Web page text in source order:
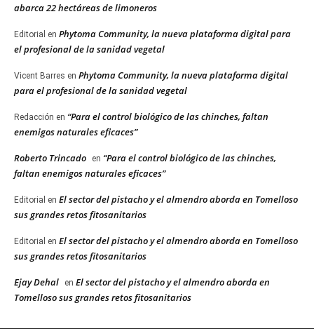
abarca 22 hectáreas de limoneros
Editorial en Phytoma Community, la nueva plataforma digital para
el profesional de la sanidad vegetal
Vicent Barres en Phytoma Community, la nueva plataforma digital
para el profesional de la sanidad vegetal
Redacción en “Para el control biológico de las chinches, faltan
enemigos naturales eficaces”
Roberto Trincado en “Para el control biológico de las chinches,
faltan enemigos naturales eficaces”
Editorial en El sector del pistacho y el almendro aborda en Tomelloso
sus grandes retos fitosanitarios
Editorial en El sector del pistacho y el almendro aborda en Tomelloso
sus grandes retos fitosanitarios
Ejay Dehal en El sector del pistacho y el almendro aborda en
Tomelloso sus grandes retos fitosanitarios